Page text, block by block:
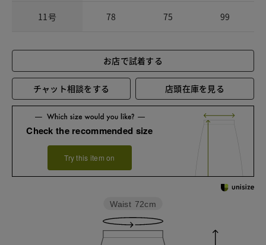
11号 78 75 99
お店で試着する
チャット相談をする 店頭在庫を見る
Check the recommended size
Try this item on
Waist 72cm